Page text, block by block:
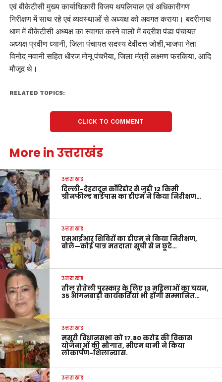
एवं बीकेटीसी मुख्य कार्याधिकारी विजय थपलियाल एवं अधिकारीगण
निरीक्षण में साथ रहे एवं व्यवस्थाओं से अध्यक्ष को अवगत कराया। बदरीनाथ
धाम में बीकेटीसी अध्यक्ष का स्वागत करने वालों में बदरीश पंडा पंचायत
अध्यक्ष प्रवीण ध्यानी, जिला पंचायत सदस्य देवीदत्त जोशी,भाजपा नेता
विनोद नवानी सहित धीरज मोनू पंचभैया, जिला मंत्री लक्ष्मण फरकिया, आदि
मौजूद थे।
RELATED TOPICS:
CLICK TO COMMENT
More in उत्तराखंड
उत्तराखंड
दिल्ली-देहरादून कॉरिडोर से जुड़ी 12 किमी
ग्रीनफील्ड बाईपास का डीएम ने किया निरीक्षण…
उत्तराखंड
एसआईआर शिविरों का डीएम ने किया निरीक्षण,
बोले—कोई पात्र मतदाता सूची से न छूटे…
उत्तराखंड
तीलू रौतेली पुरस्कार के लिए 13 महिलाओं का चयन,
35 आंगनबाड़ी कार्यकर्तियां भी होंगी सम्मानित…
उत्तराखंड
मसूरी विधानसभा को 17.80 करोड़ की विकास
योजनाओं की सौगात, सीएम धामी ने किया
लोकार्पण-शिलान्यास.
उत्तराखंड